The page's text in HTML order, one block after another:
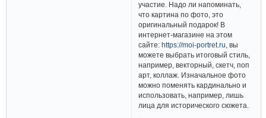
участие. Надо ли напоминать,
что картина по фото, это
оригинальный подарок! В
интернет-магазине на этом
сайте: https://moi-portret.ru , вы
можете выбрать итоговый стиль,
например, векторный, скетч, поп
арт, коллаж. Изначальное фото
можно поменять кардинально и
использовать, например, лишь
лица для исторического сюжета.